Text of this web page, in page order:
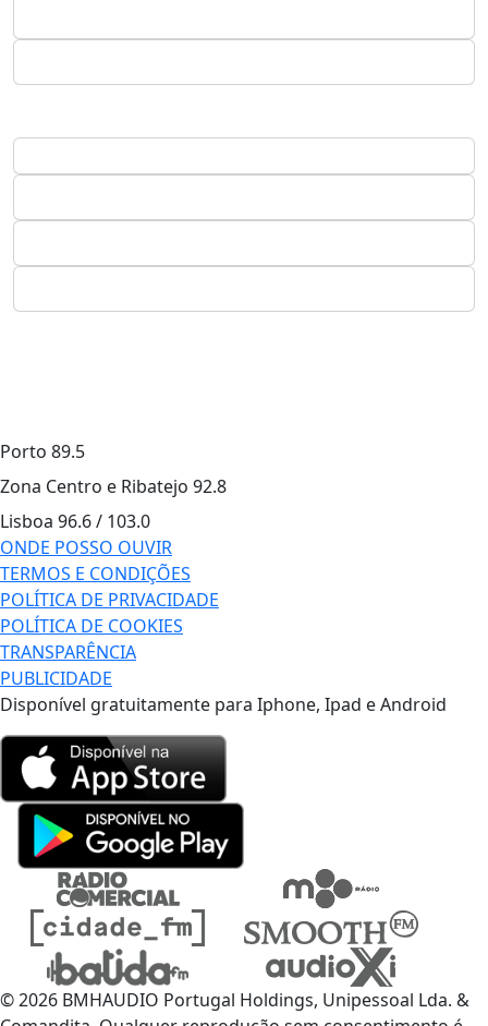
Porto 89.5
Zona Centro e Ribatejo 92.8
Lisboa 96.6 / 103.0
ONDE POSSO OUVIR
TERMOS E CONDIÇÕES
POLÍTICA DE PRIVACIDADE
POLÍTICA DE COOKIES
TRANSPARÊNCIA
PUBLICIDADE
Disponível gratuitamente para Iphone, Ipad e Android
© 2026 BMHAUDIO Portugal Holdings, Unipessoal Lda. &